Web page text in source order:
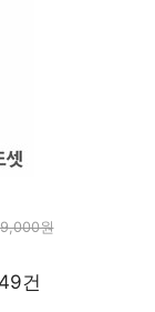
원
건